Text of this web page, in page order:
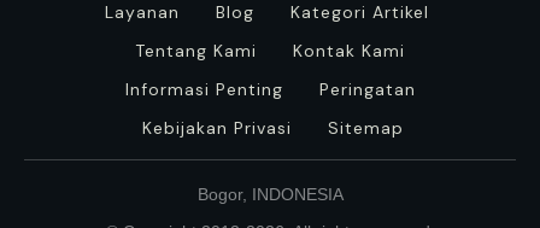
Layanan Blog
Kategori Artikel
Tentang Kami
Kontak Kami
Informasi Penting
Peringatan
Kebijakan Privasi
Sitemap
Bogor, INDONESIA